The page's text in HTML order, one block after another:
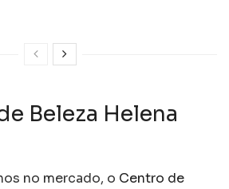
Beleza Helena
no mercado, o Centro de